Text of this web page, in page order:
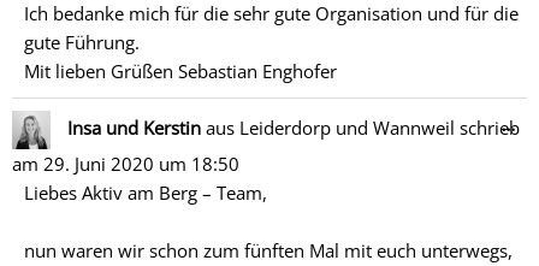
Ich bedanke mich für die sehr gute Organisation und für die
gute Führung.
Mit lieben Grüßen Sebastian Enghofer
Insa und Kerstin aus Leiderdorp und Wannweil schrieb
am 29. Juni 2020 um 18:50
Liebes Aktiv am Berg – Team,
nun waren wir schon zum fünften Mal mit euch unterwegs,
…